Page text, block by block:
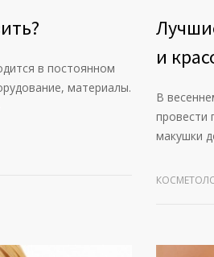
в постоянном
материалы.
и
В
провести
макушки